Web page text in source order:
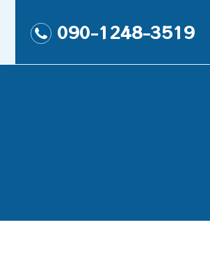
090-1248-3519